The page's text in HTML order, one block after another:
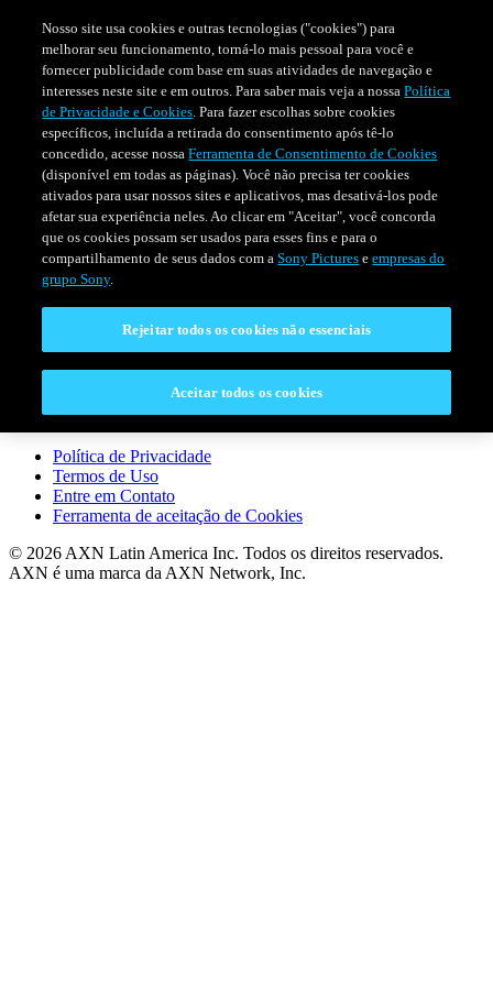
PROGRAMAÇÃO EVENTOS ESPECIAIS
CONECTAR
Entre em Contato
LEGAL
Política de Privacidade
Termos de Uso
Entre em Contato
Ferramenta de aceitação de Cookies
© 2026 AXN Latin America Inc. Todos os direitos reservados.
AXN é uma marca da AXN Network, Inc.
Nosso site usa cookies e outras tecnologias ("cookies") para
melhorar seu funcionamento, torná-lo mais pessoal para você e
fornecer publicidade com base em suas atividades de navegação e
interesses neste site e em outros. Para saber mais veja a nossaPolítica
de Privacidade e Cookies. Para fazer escolhas sobre cookies
específicos, incluída a retirada do consentimento após tê-lo
concedido, acesse nossaFerramenta de Consentimento de Cookies
(disponível em todas as páginas). Você não precisa ter cookies
ativados para usar nossos sites e aplicativos, mas desativá-los pode
afetar sua experiência neles. Ao clicar em "Aceitar", você concorda
que os cookies possam ser usados para esses fins e para o
compartilhamento de seus dados com aSony Pictures eempresas do
grupo Sony.
Rejeitar todos os cookies não essenciais
Aceitar todos os cookies